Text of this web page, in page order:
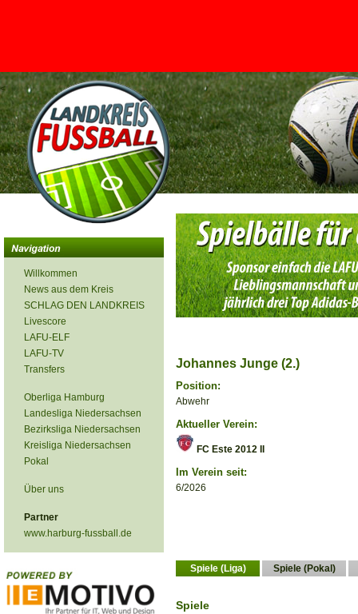
<
Willkommen
News aus dem Kreis
SCHLAG DEN LANDKREIS
Livescore
LAFU-ELF
LAFU-TV
Transfers
Oberliga Hamburg
Landesliga Niedersachsen
Bezirksliga Niedersachsen
Kreisliga Niedersachsen
Pokal
Über uns
Partner
www.harburg-fussball.de
Johannes Junge (2.)
Position:
Abwehr
Aktueller Verein:
FC Este 2012 II
Im Verein seit:
6/2026
Spiele (Liga) Spiele (Pokal)
Spiele